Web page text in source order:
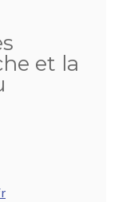
et la